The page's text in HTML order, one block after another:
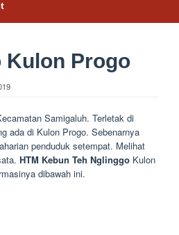
Kulon Progo
Samigaluh. Terletak di
ada di Kulon Progo. Sebenarnya
penduduk setempat. Melihat
HTM Kebun Teh Nglinggo Kulon
dibawah ini.